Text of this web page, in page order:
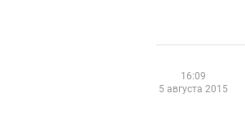
16:09
5 августа 2015